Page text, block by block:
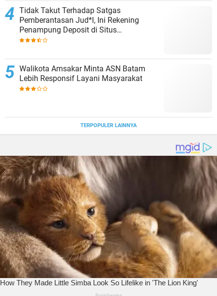
Tidak Takut Terhadap Satgas
Pemberantasan Jud*l, Ini Rekening
Penampung Deposit di Situs
MENARA4D
Walikota Amsakar Minta ASN Batam
Lebih Responsif Layani Masyarakat
TERPOPULER LAINNYA